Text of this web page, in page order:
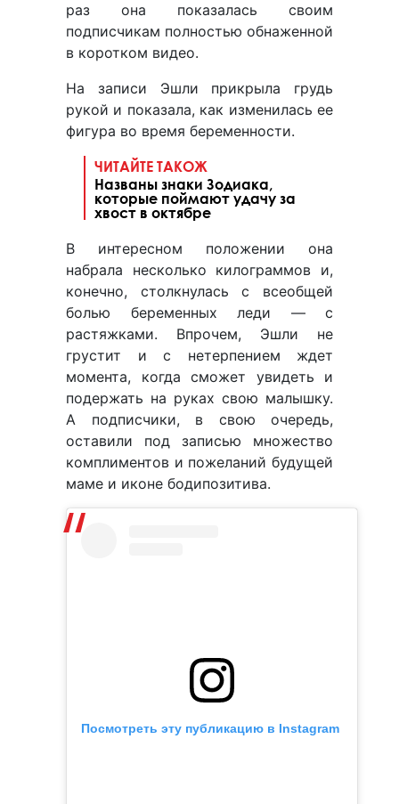
раз она показалась своим
подписчикам полностью обнаженной
в коротком видео.
На записи Эшли прикрыла грудь
рукой и показала, как изменилась ее
фигура во время беременности.
ЧИТАЙТЕ ТАКОЖ
Названы знаки Зодиака,
которые поймают удачу за
хвост в октябре
В интересном положении она
набрала несколько килограммов и,
конечно, столкнулась с всеобщей
болью беременных леди — с
растяжками. Впрочем, Эшли не
грустит и с нетерпением ждет
момента, когда сможет увидеть и
подержать на руках свою малышку.
А подписчики, в свою очередь,
оставили под записью множество
комплиментов и пожеланий будущей
маме и иконе бодипозитива.
Посмотреть эту публикацию в Instagram